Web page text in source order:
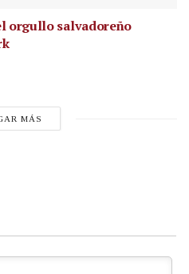
orgullo salvadoreño
MÁS